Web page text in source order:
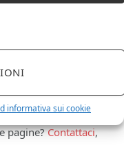
informativa sui cookie
di questi
del tuo sito
pagine?Contattaci,